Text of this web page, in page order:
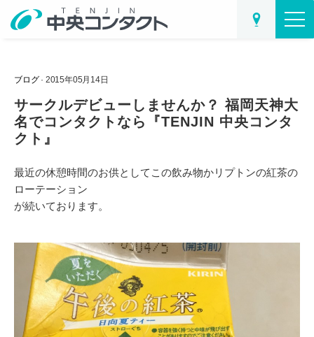
ブログ· 2015年05月14日
サークルデビューしませんか？ 福岡天神大
名でコンタクトなら『TENJIN 中央コンタ
クト』
最近の休憩時間のお供としてこの飲み物かリプトンの紅茶の
ローテーション
が続いております。